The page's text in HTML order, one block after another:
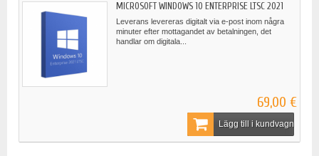
MICROSOFT WINDOWS 10 ENTERPRISE LTSC 2021
Leverans levereras digitalt via e-post inom några
minuter efter mottagandet av betalningen, det
handlar om digitala...
69,00 €
Lägg till i kundvagn